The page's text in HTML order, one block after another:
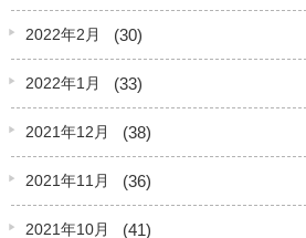
2022年2月 (30)
2022年1月 (33)
2021年12月 (38)
2021年11月 (36)
2021年10月 (41)